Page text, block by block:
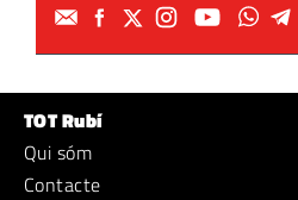
TOT Rubí
Qui sóm
Contacte